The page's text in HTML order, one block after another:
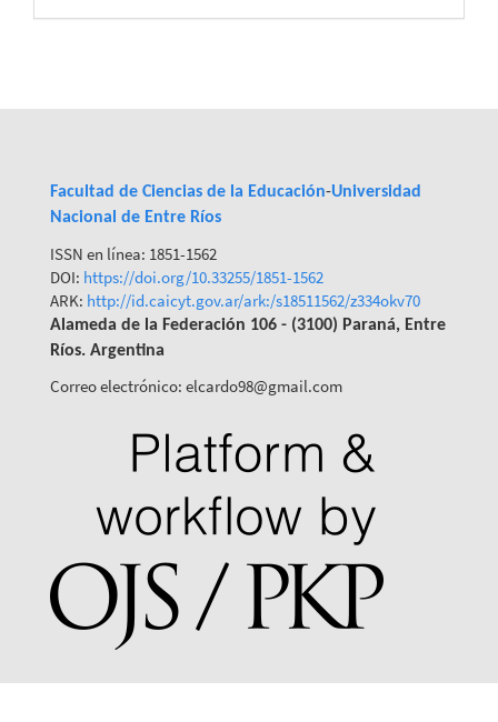
Facultad de Ciencias de la Educación-Universidad
Nacional de Entre Ríos
ISSN en línea: 1851-1562
DOI: https://doi.org/10.33255/1851-1562
ARK: http://id.caicyt.gov.ar/ark:/s18511562/z334okv70
Alameda de la Federación 106 - (3100) Paraná, Entre
Ríos. Argentina
Correo electrónico: elcardo98@gmail.com